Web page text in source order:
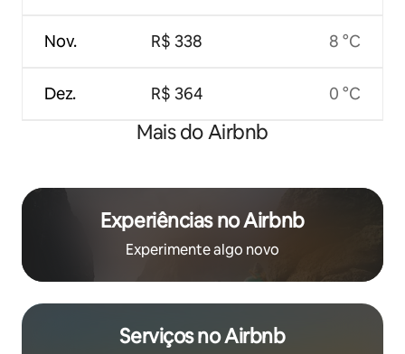
Nov.
Dez.
R$ 338
R$ 364
8 °C
0 °C
Mais do Airbnb
Experiências no Airbnb
Experimente algo novo
Serviços no Airbnb